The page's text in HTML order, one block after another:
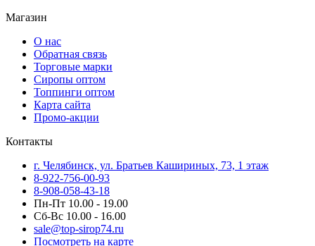
Магазин
О нас
Обратная связь
Торговые марки
Сиропы оптом
Топпинги оптом
Карта сайта
Промо-акции
Контакты
г. Челябинск, ул. Братьев Кашириных, 73, 1 этаж
8-922-756-00-93
8-908-058-43-18
Пн-Пт 10.00 - 19.00
Сб-Вс 10.00 - 16.00
sale@top-sirop74.ru
Посмотреть на карте